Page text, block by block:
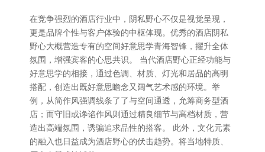
在竞争强烈的酒店行业中，阴私野心不仅是视觉呈现，
更是品牌个性与客户体验的中枢体现。优秀的酒店阴私
野心大概营造专有的空间好意思学青海智锋，擢升全体
氛围，增强宾客的心思共识。 当代酒店野心正经功能与
好意思学的相接，通过色调、材质、灯光和居品的高明
搭配，创造出既好意思瞻念又阔气艺术感的环境。举
例，从简作风强调线条了了与空间通透，允筹商务型酒
店；而守旧或谗谄作风则通过精良细节与高档材质，营
造出高端氛围，诱骗追求品性的搭客。 此外，文化元素
的融入也日益成为酒店野心的伏击趋势。将当地特质、